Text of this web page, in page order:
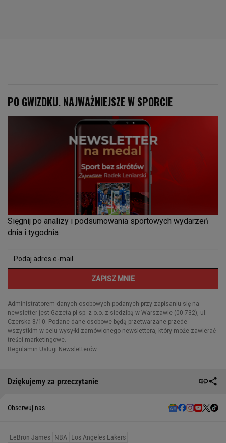
Dziękujemy za przeczytanie
Obserwuj nas
LeBron James NBA Los Angeles Lakers